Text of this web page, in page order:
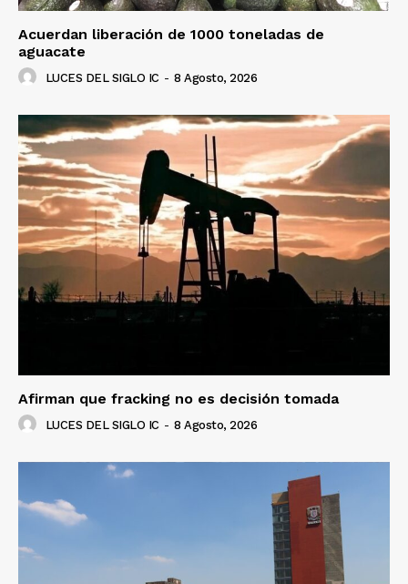
Acuerdan liberación de 1000 toneladas de
aguacate
LUCES DEL SIGLO IC - 8 Agosto, 2026
Afirman que fracking no es decisión tomada
LUCES DEL SIGLO IC - 8 Agosto, 2026